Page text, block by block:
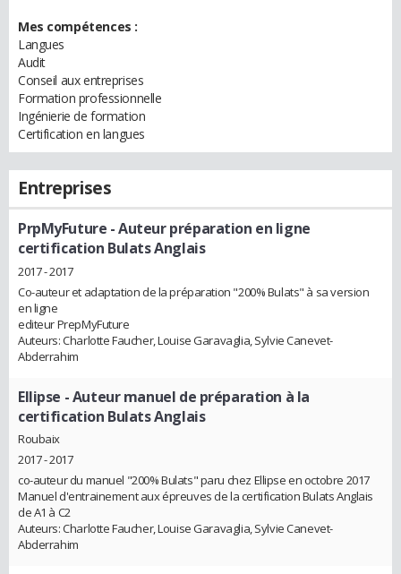
Mes compétences :
Langues
Audit
Conseil aux entreprises
Formation professionnelle
Ingénierie de formation
Certification en langues
Entreprises
PrpMyFuture - Auteur préparation en ligne
certification Bulats Anglais
2017 - 2017
Co-auteur et adaptation de la préparation "200% Bulats" à sa version
en ligne
editeur PrepMyFuture
Auteurs: Charlotte Faucher, Louise Garavaglia, Sylvie Canevet-
Abderrahim
Ellipse - Auteur manuel de préparation à la
certification Bulats Anglais
Roubaix
2017 - 2017
co-auteur du manuel "200% Bulats" paru chez Ellipse en octobre 2017
Manuel d'entrainement aux épreuves de la certification Bulats Anglais
de A1 à C2
Auteurs: Charlotte Faucher, Louise Garavaglia, Sylvie Canevet-
Abderrahim